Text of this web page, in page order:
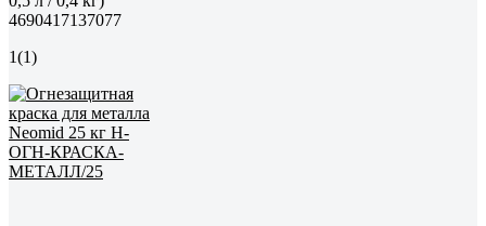
4690417137077
1(1)